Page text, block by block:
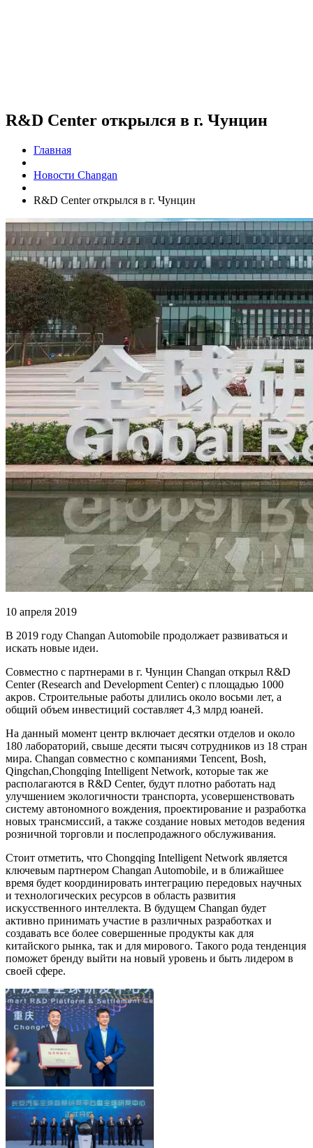
R&D Center открылся в г. Чунцин
Главная
Новости Changan
R&D Center открылся в г. Чунцин
10 апреля 2019
В 2019 году Changan Automobile продолжает развиваться и
искать новые идеи.
Совместно с партнерами в г. Чунцин Changan открыл R&D
Center (Research and Development Center) с площадью 1000
акров. Строительные работы длились около восьми лет, а
общий объем инвестиций составляет 4,3 млрд юаней.
На данный момент центр включает десятки отделов и около
180 лабораторий, свыше десяти тысяч сотрудников из 18 стран
мира. Changan совместно с компаниями Tencent, Bosh,
Qingchan,Chongqing Intelligent Network, которые так же
располагаются в R&D Center, будут плотно работать над
улучшением экологичности транспорта, усовершенствовать
систему автономного вождения, проектирование и разработка
новых трансмиссий, а также создание новых методов ведения
розничной торговли и послепродажного обслуживания.
Стоит отметить, что Chongqing Intelligent Network является
ключевым партнером Changan Automobile, и в ближайшее
время будет координировать интеграцию передовых научных
и технологических ресурсов в область развития
искусственного интеллекта. В будущем Changan будет
активно принимать участие в различных разработках и
создавать все более совершенные продукты как для
китайского рынка, так и для мирового. Такого рода тенденция
поможет бренду выйти на новый уровень и быть лидером в
своей сфере.